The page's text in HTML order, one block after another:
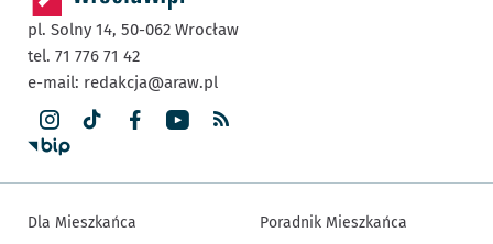
pl. Solny 14, 50-062 Wrocław
tel. 71 776 71 42
e-mail: redakcja@araw.pl
Dla Mieszkańca
Poradnik Mieszkańca